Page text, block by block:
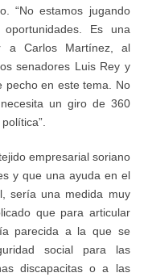
“No estamos jugando
. Es una
a Carlos Martínez, al
senadores Luis Rey y
pecho en este tema
No
necesita un giro de 360
empresarial soriano
y que una ayuda en el
sería una medida muy
que para articular
parecida a la que se
ridad social para las
discapacitas o a las